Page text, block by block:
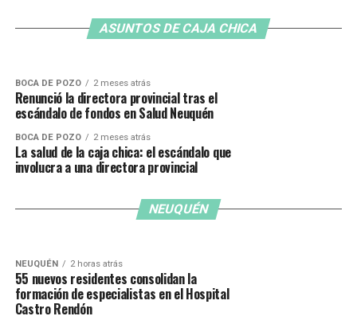
ASUNTOS DE CAJA CHICA
directora, e investiga el manejo de fondos en
Salud Neuquén
Sigue el escándalo en Salud Neuquén: una
hamaca entre las compras raras del Ministerio
BOCA DE POZO 2 meses atrás
Renunció la directora provincial tras el
escándalo de fondos en Salud Neuquén
BOCA DE POZO 2 meses atrás
La salud de la caja chica: el escándalo que
involucra a una directora provincial
NEUQUÉN
80 vecinos egresaron de peluquería y barbería
en Neuquén
El Plan Pehuén comienza en Cayanta
NEUQUÉN 2 horas atrás
55 nuevos residentes consolidan la
formación de especialistas en el Hospital
Castro Rendón